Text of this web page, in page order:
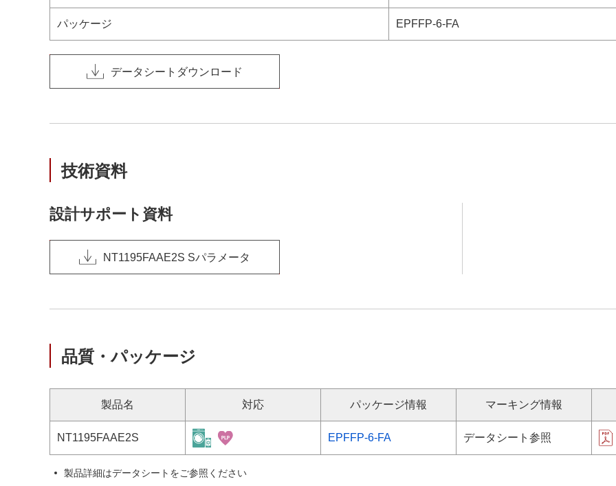
パッケージ EPFFP-6-FA
データシートダウンロード
技術資料
設計サポート資料
NT1195FAAE2S Sパラメータ
品質・パッケージ
製品名 対応 パッケージ情報 マーキング情報
NT1195FAAE2S EPFFP-6-FA データシート参照
製品詳細はデータシートをご参照ください